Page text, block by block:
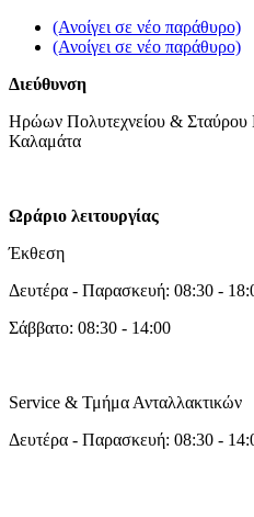
(Ανοίγει σε νέο παράθυρο)
(Ανοίγει σε νέο παράθυρο)
Διεύθυνση
Ηρώων Πολυτεχνείου &
Καλαμάτα
Ωράριο λειτουργίας
Έκθεση
Δευτέρα - Παρασκευή: 08:30 -
Σάββατο: 08:30 - 14:00
Service & Τμήμα Ανταλλακτικών
Δευτέρα - Παρασκευή: 08:30 -